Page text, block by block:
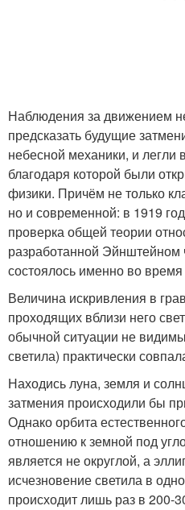
Наблюдения за движением
предсказать будущие
небесной механики, и легли
благодаря которой были
физики. Причём не только
но и современной: в 1919
проверка общей теории
разработанной Эйнштейном
состоялось именно во
Величина искривления в
проходящих вблизи него
обычной ситуации не
светила) практически
Находись луна, земля и
затмения происходили бы
Однако орбита
отношению к земной под
является не округлой, а
исчезновение светила в
происходит лишь раз в 200-